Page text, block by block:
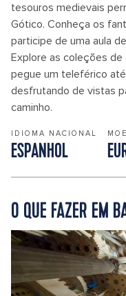
tesouros medievais
Gótico. Conheça os
participe de uma aula
Explore as coleções de
pegue um teleférico
desfrutando de vistas
caminho.
IDIOMA NACIONAL
ESPANHOL
O QUE FAZER EM